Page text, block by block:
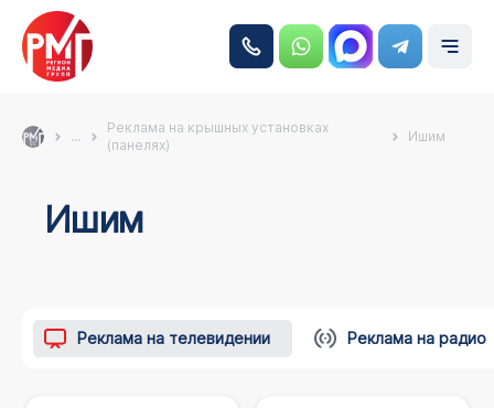
...
Реклама на крышных установках
(панелях)
Ишим
Ишим
Реклама на телевидении Реклама на радио